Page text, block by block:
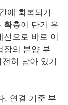
에 회복되기
확충이 단기 유
선으로 바로 이
장의 분양 부
히 남아 있기
. 연결 기준 부